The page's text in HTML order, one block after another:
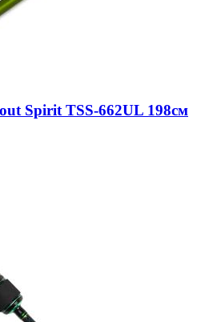
Spirit TSS-662UL 198см